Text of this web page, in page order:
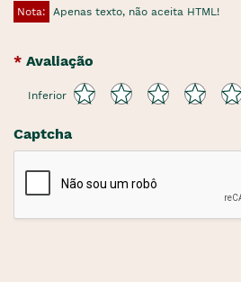
Nota: Apenas texto, não aceita HTML!
Avaliação
Inferior
Captcha